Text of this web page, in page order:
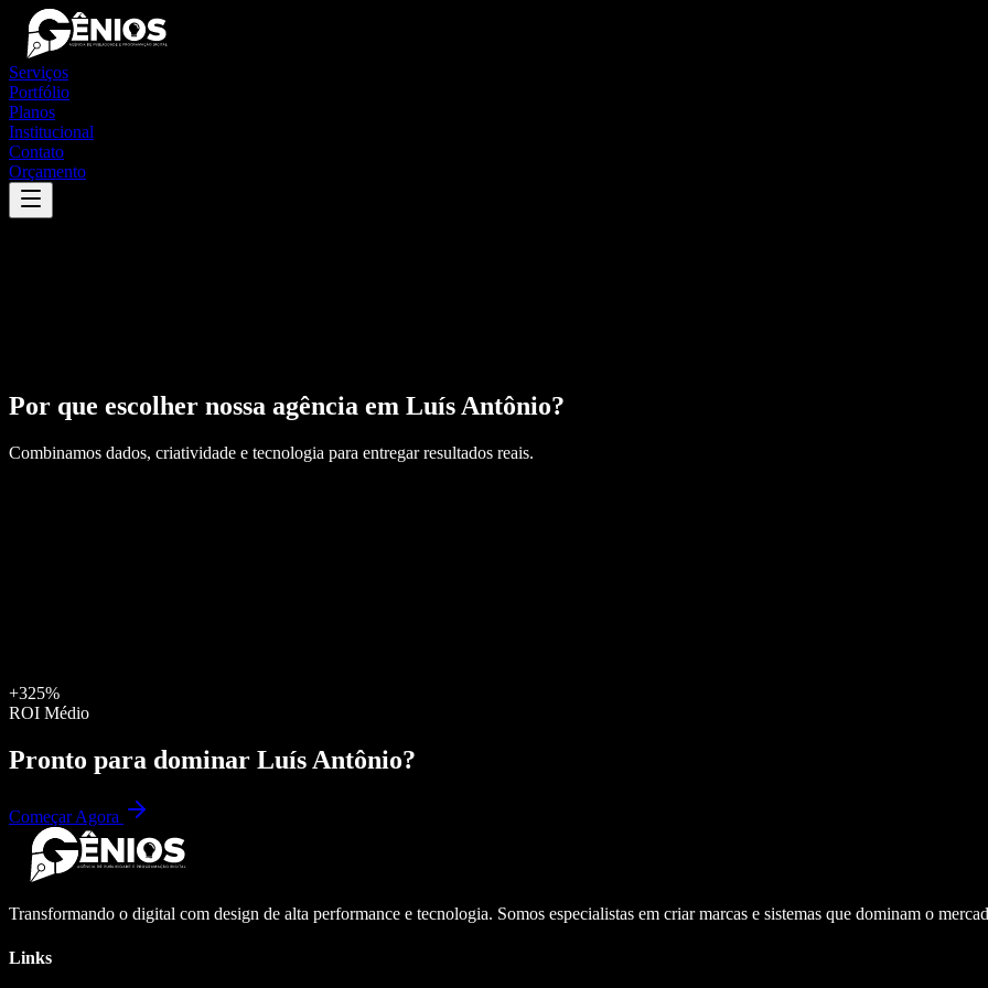
Serviços
Portfólio
Planos
Institucional
Contato
Orçamento
Por que escolher nossa agência em Luís Antônio?
Combinamos dados, criatividade e tecnologia para entregar resultados reais.
+325%
ROI Médio
Pronto para dominar Luís Antônio?
Começar Agora
Transformando o digital com design de alta performance e tecnologia. Somos especialistas em criar marcas e sistemas que dominam o
Links